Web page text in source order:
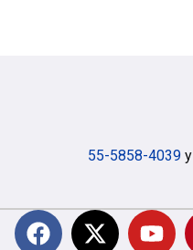
55-5858-4039 y